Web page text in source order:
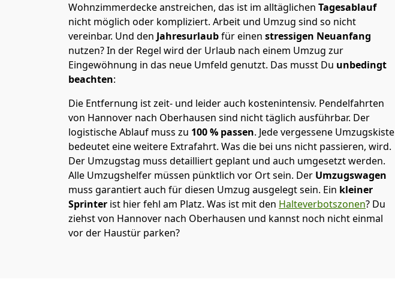
Wohnzimmerdecke anstreichen, das ist im alltäglichen Tagesablauf
nicht möglich oder kompliziert. Arbeit und Umzug sind so nicht
vereinbar. Und den Jahresurlaubfür einen stressigen Neuanfang
nutzen? In der Regel wird der Urlaub nach einem Umzug zur
Eingewöhnung in das neue Umfeld genutzt. Das musst Du unbedingt
beachten:
Die Entfernung ist zeit- und leider auch kostenintensiv. Pendelfahrten
von Hannover nach Oberhausen sind nicht täglich ausführbar. Der
logistische Ablauf muss zu 100 % passen. Jede vergessene Umzugskiste
bedeutet eine weitere Extrafahrt. Was die bei uns nicht passieren, wird.
Der Umzugstag muss detailliert geplant und auch umgesetzt werden.
Alle Umzugshelfer müssen pünktlich vor Ort sein. Der Umzugswagen
muss garantiert auch für diesen Umzug ausgelegt sein. Ein kleiner
Sprinter ist hier fehl am Platz. Was ist mit den Halteverbotszonen? Du
ziehst von Hannover nach Oberhausen und kannst noch nicht einmal
vor der Haustür parken?